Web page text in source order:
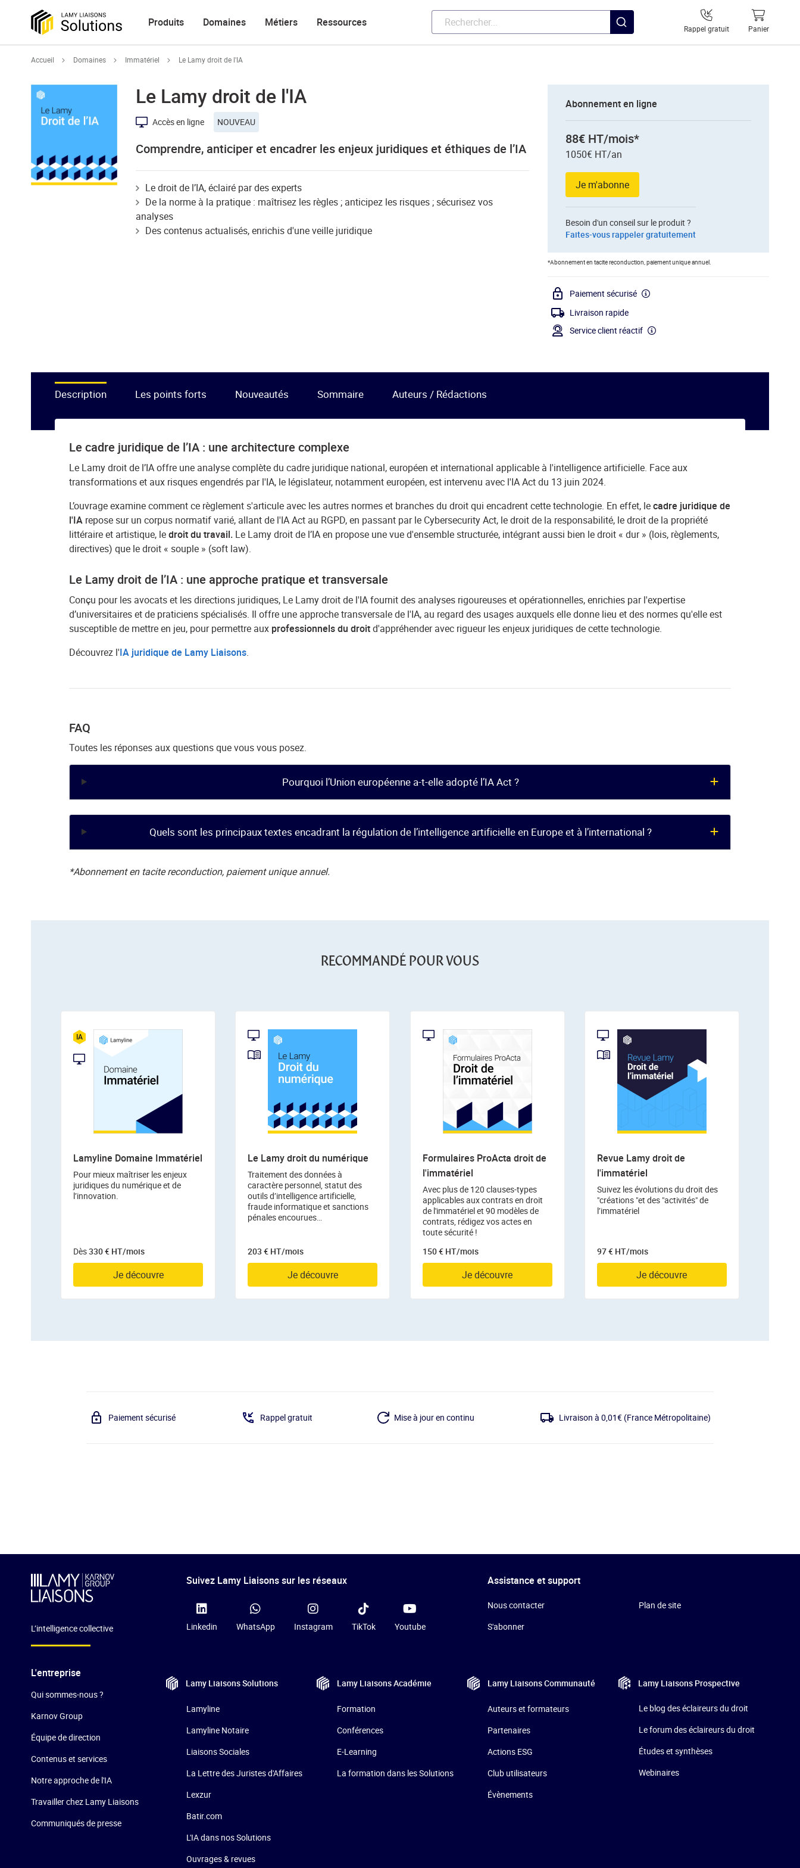
Produits Domaines Métiers Ressources Rappel gratuit Panier
Accueil Domaines Immatériel Le Lamy droit de l'IA
Abonnement en ligne
88€ HT/mois*
1050€ HT/an
Je m'abonne
Besoin d'un conseil sur le produit ?
Faites-vous rappeler gratuitement
*Abonnement en tacite reconduction, paiement unique annuel.
Paiement sécurisé
Livraison rapide
Service client réactif
Le Lamy droit de l'IA
Accès en ligne NOUVEAU
Comprendre, anticiper et encadrer les enjeux juridiques et éthiques de l’IA
Le droit de l’IA, éclairé par des experts
De la norme à la pratique : maîtrisez les règles ; anticipez les risques ; sécurisez vos
analyses
Des contenus actualisés, enrichis d'une veille juridique
Description Les points forts Nouveautés Sommaire Auteurs / Rédactions
Le cadre juridique de l’IA : une architecture complexe
Le Lamy droit de l’IA offre une analyse complète du cadre juridique national, européen et international applicable à l'intelligence artificielle. Face aux
transformations et aux risques engendrés par l'IA, le législateur, notamment européen, est intervenu avec l'IA Act du 13 juin 2024.
L’ouvrage examine comment ce règlement s'articule avec les autres normes et branches du droit qui encadrent cette technologie. En effet, lecadre juridique de
l'IA repose sur un corpus normatif varié, allant de l'IA Act au RGPD, en passant par le Cybersecurity Act, le droit de la responsabilité, le droit de la propriété
littéraire et artistique, ledroit du travail. Le Lamy droit de l’IA en propose une vue d'ensemble structurée, intégrant aussi bien le droit « dur » (lois, règlements,
directives) que le droit « souple » (soft law).
Le Lamy droit de l’IA : une approche pratique et transversale
Conçu pour les avocats et les directions juridiques, Le Lamy droit de l'IA fournit des analyses rigoureuses et opérationnelles, enrichies par l'expertise
d’universitaires et de praticiens spécialisés. Il offre une approche transversale de l'IA, au regard des usages auxquels elle donne lieu et des normes qu'elle est
susceptible de mettre en jeu, pour permettre aux professionnels du droitd'appréhender avec rigueur les enjeux juridiques de cette technologie.
Découvrez l'IA juridique de Lamy Liaisons.
FAQ
Toutes les réponses aux questions que vous vous posez.
Pourquoi l’Union européenne a-t-elle adopté l’IA Act ?
Quels sont les principaux textes encadrant la régulation de l’intelligence artificielle en Europe et à l’international ?
*Abonnement en tacite reconduction, paiement unique annuel.
RECOMMANDÉ POUR VOUS
Lamyline Domaine Immatériel
Pour mieux maîtriser les enjeux
juridiques du numérique et de
l’innovation.
Dès330 € HT/mois
Je découvre
Le Lamy droit du numérique
Traitement des données à
caractère personnel, statut des
outils d’intelligence artificielle,
fraude informatique et sanctions
pénales encourues…
203 € HT/mois
Je découvre
Formulaires ProActa droit de
l'immatériel
Avec plus de 120 clauses-types
applicables aux contrats en droit
de l'immatériel et 90 modèles de
contrats, rédigez vos actes en
toute sécurité !
150 € HT/mois
Je découvre
Revue Lamy droit de
l'immatériel
Suivez les évolutions du droit des
"créations "et des "activités" de
l’immatériel
97 € HT/mois
Je découvre
Paiement sécurisé Rappel gratuit Mise à jour en continu Livraison à 0,01€ (France Métropolitaine)
L’intelligence collective
L'entreprise
Qui sommes-nous ?
Karnov Group
Équipe de direction
Contenus et services
Notre approche de l'IA
Travailler chez Lamy Liaisons
Communiqués de presse
Suivez Lamy Liaisons sur les réseaux
Linkedin WhatsApp Instagram TikTok Youtube
Assistance et support
Nous contacter
S'abonner
Plan de site
Lamy LiaisonsSolutions
Lamyline
Lamyline Notaire
Liaisons Sociales
La Lettre des Juristes d'Affaires
Lexzur
Batir.com
L'IA dans nos Solutions
Ouvrages & revues
Lamy LiaisonsAcadémie
Formation
Conférences
E-Learning
La formation dans les Solutions
Lamy LiaisonsCommunauté
Auteurs et formateurs
Partenaires
Actions ESG
Club utilisateurs
Évènements
Lamy Liaisons Prospective
Le blog des éclaireurs du droit
Le forum des éclaireurs du droit
Études et synthèses
Webinaires